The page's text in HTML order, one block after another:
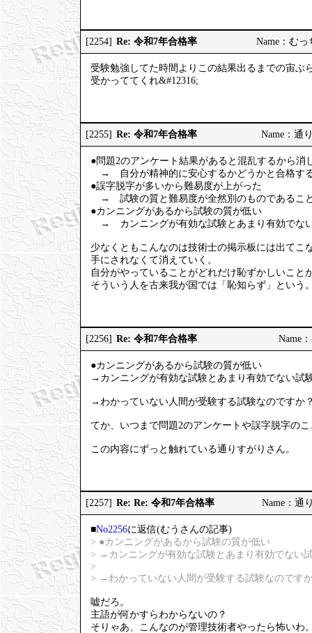
[2254] Re: 令和7年合格率 Name：む
受験勉強してた時間よりこの結果出るまでの宙ぶ
受かっててくれ&#12316;
[2255] Re: 令和7年合格率 Name：通
●問題2のアンケート結果があると混乱するから消
→ 自分が精神的に安心するかどうかと合格す
●誤字脱字が多いから難易度が上がった
→ 試験の質と難易度が全然別のものであるこ
●カンニングがあるから試験の質が低い
→ カンニングが有効な試験とあまり有効でな
少なくともこんなのは技術士の掲示板には出て
手にされなくて消えていく。
自分がやっていることがどれだけ恥ずかしいこと
そういう人を古来我が国では「恥知らず」という
[2256] Re: 令和7年合格率 Name
●カンニングがあるから試験の質が低い
→カンニングが有効な試験とあまり有効でない試
→わかっていない人間が受験する試験なのですか
てか、いつまで問題2のアンケートや誤字脱字の
この内容にずっと触れている通りすがりさん。
[2257] Re: Re: 令和7年合格率 Name：通
■No2256に返信(むうさんの記事)
> ●カンニングがあるから試験の質が低い
> →カンニングが有効な試験とあまり有効でない
>
> →わかっていない人間が受験する試験なのです
嘘だろ。
主語が何かすらわからないの？
そりゃあ、こんなのが管理技術者やったら怖いわ